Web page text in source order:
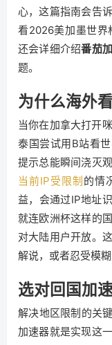
心，这篇指南会告
看2026美加墨世界
还会详细介绍番茄
题。
为什么海外
当你在加拿大打开
泰国尝试用B站看
提示总能瞬间浇灭
当前IP受限制的情
益，会通过IP地址
就连欧洲杯这样的
对大陆用户开放。
解说，或者忍受模
选对回国加
解决地区限制的关
加速器就是实现这